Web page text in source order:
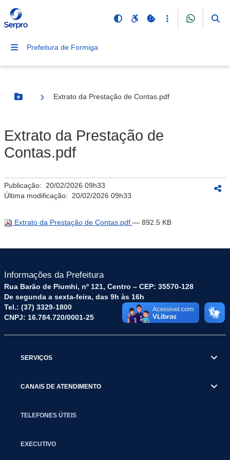
Prefeitura de Formiga
Botão Menu
Extrato da Prestação de Contas.pdf
Extrato da Prestação de
Contas.pdf
Publicação: 20/02/2026 09h33
Última modificação: 20/02/2026 09h33
Extrato da Prestação de Contas.pdf — 892.5 KB
Informações da Prefeitura
Rua Barão de Piumhi, nº 121, Centro – CEP: 35570-128
De segunda a sexta-feira, das 9h às 16h
Tel.: (37) 3329-1800
CNPJ: 16.784.720/0001-25
SERVIÇOS
CANAIS DE ATENDIMENTO
TELEFONES ÚTEIS
EXECUTIVO